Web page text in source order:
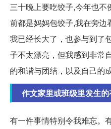
三十晚上要吃饺子,今年也不
前都是妈妈包饺子,我在旁边
我已经长大了，也参与到了
子不太漂亮，但我感到非常
的和谐与团结，以及自己的成
作文家里或班级里发生
有一件事情特别令我难忘。